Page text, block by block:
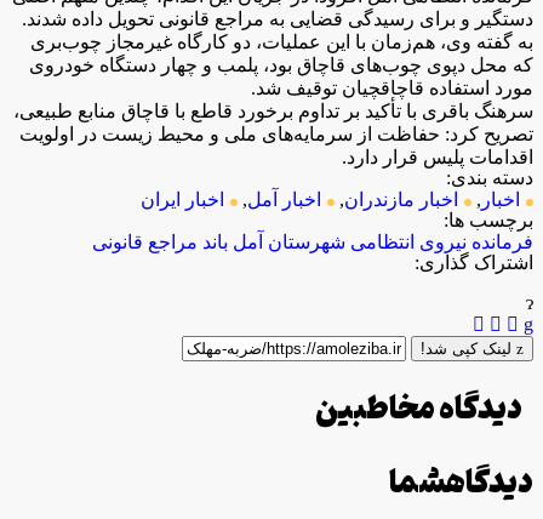
دستگیر و برای رسیدگی قضایی به مراجع قانونی تحویل داده شدند.
به گفته وی، هم‌زمان با این عملیات، دو کارگاه غیرمجاز چوب‌بری
که محل دپوی چوب‌های قاچاق بود، پلمب و چهار دستگاه خودروی
مورد استفاده قاچاقچیان توقیف شد.
سرهنگ باقری با تأکید بر تداوم برخورد قاطع با قاچاق منابع طبیعی،
تصریح کرد: حفاظت از سرمایه‌های ملی و محیط زیست در اولویت
اقدامات پلیس قرار دارد.
دسته بندی:
اخبار , اخبار مازندران, اخبار آمل,
اخبار ایران
برچسب ها:
فرمانده نیروی انتظامی شهرستان آمل باند مراجع قانونی
اشتراک گذاری:
لینک کپی شد!
دیدگاه مخاطبین
دیدگاهشما